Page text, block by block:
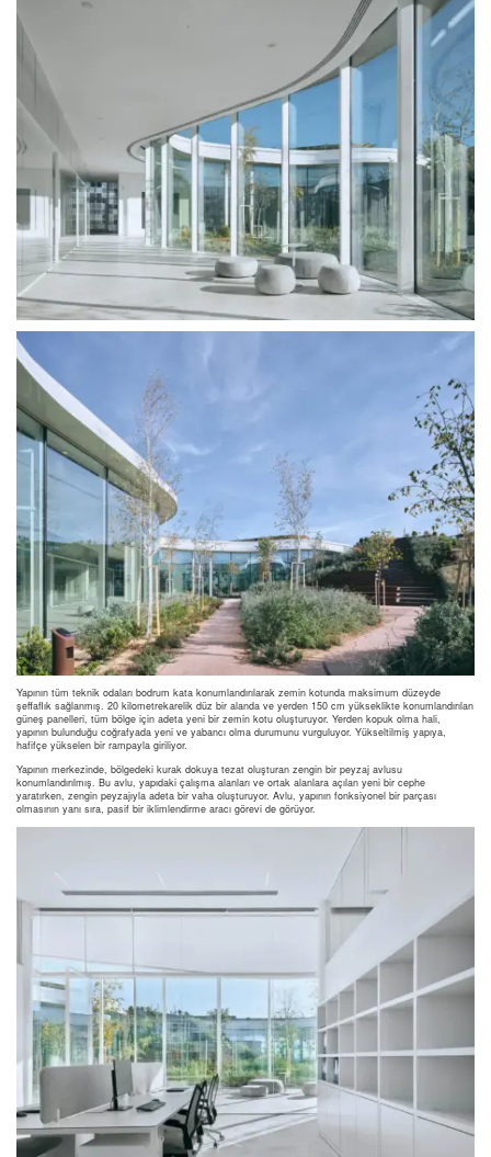
Yapının tüm teknik odaları bodrum kata konumlandırılarak zemin kotunda maksimum düzeyde
şeffaflık sağlanmış. 20 kilometrekarelik düz bir alanda ve yerden 150 cm yükseklikte konumlandırılan
güneş panelleri, tüm bölge için adeta yeni bir zemin kotu oluşturuyor. Yerden kopuk olma hali,
yapının bulunduğu coğrafyada yeni ve yabancı olma durumunu vurguluyor. Yükseltilmiş yapıya,
hafifçe yükselen bir rampayla giriliyor.
Yapının merkezinde, bölgedeki kurak dokuya tezat oluşturan zengin bir peyzaj avlusu
konumlandırılmış. Bu avlu, yapıdaki çalışma alanları ve ortak alanlara açılan yeni bir cephe
yaratırken, zengin peyzajıyla adeta bir vaha oluşturuyor. Avlu, yapının fonksiyonel bir parçası
olmasının yanı sıra, pasif bir iklimlendirme aracı görevi de görüyor.